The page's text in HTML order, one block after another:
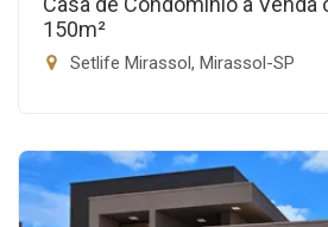
150m²
Setlife Mirassol, Mirassol-SP